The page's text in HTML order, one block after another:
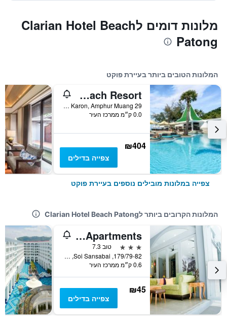
מלונות דומים לClarian Hotel Beach
Patong
המלונות הטובים ביותר בעיירת פוקט
Le Méridien Phuket Beach Resort
29 Soi Karon Nui, Tambon Karon, Amphur Muang, עיירת פוקט, תאילנד
0.0 ק״מ ממרכז העיר
₪404
צפייה בדילים
צפייה במלונות מובילים נוספים בעיירת פוקט
המלונות הקרובים ביותר לClarian Hotel Beach Patong
Acca Patong Apartments
3 כוכבים
טוב 7.3
179/79-82, Soi Sansabai, עיירת פוקט, תאילנד
0.6 ק״מ ממרכז העיר
₪45
צפייה בדילים